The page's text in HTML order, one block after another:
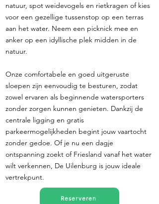
natuur, spot weidevogels en rietkragen of kies
voor een gezellige tussenstop op een terras
aan het water. Neem een picknick mee en
anker op een idyllische plek midden in de
natuur.
Onze comfortabele en goed uitgeruste
sloepen zijn eenvoudig te besturen, zodat
zowel ervaren als beginnende watersporters
zonder zorgen kunnen genieten. Dankzij de
centrale ligging en gratis
parkeermogelijkheden begint jouw vaartocht
zonder gedoe. Of je nu een dagje
ontspanning zoekt of Friesland vanaf het water
wilt verkennen, De Uilenburg is jouw ideale
vertrekpunt.
Reserveren